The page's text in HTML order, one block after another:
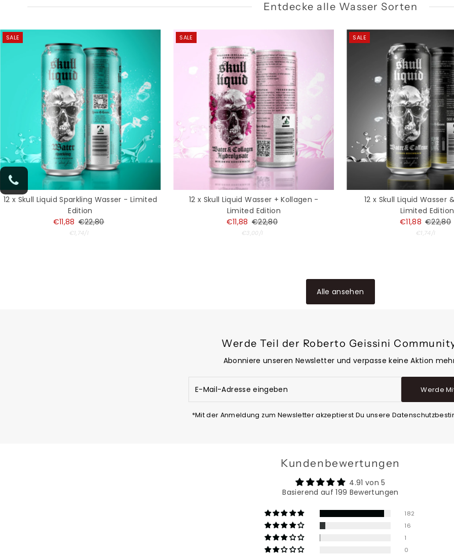
Entdecke alle Wasser Sorten
SALE
12 x Skull Liquid Sparkling Wasser - Limited
Edition
Angebotspreis
€11,88 Regulärer
Preis
€22,80
Stückpreis
€1,74/pro
l
SALE
12 x Skull Liquid Wasser + Kollagen -
Limited Edition
Angebotspreis
€11,88 Regulärer
Preis
€22,80
Stückpreis
€3,00/pro
l
SALE
12 x Skull Liquid Wasser
Limited Edition
€11,88
Preis
€22,80
€1,74/pro
l
Alle ansehen
Werde Teil der Roberto Geissini
Abonniere unseren Newsletter und verpasse keine Aktion
Mail-
Adresse
eingeben
Werde
*Mit der Anmeldung zum Newsletter akzeptierst Du unsere
Kundenbewertungen
4.91 von 5
Basierend auf 199 Bewertungen
182
16
1
0